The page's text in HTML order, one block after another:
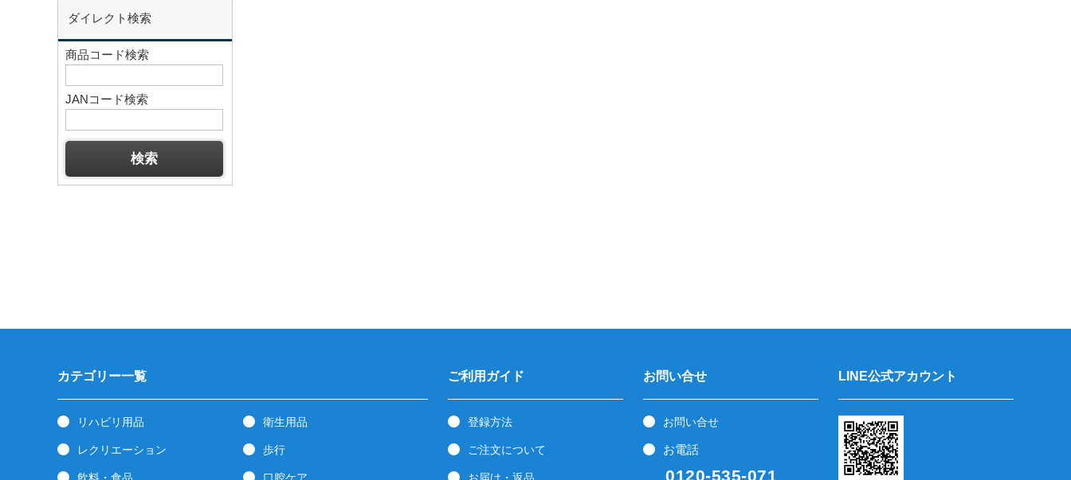
ダイレクト検索
商品コード検索
JANコード検索
カテゴリー一覧
リハビリ用品 衛生用品
レクリエーション 歩行
飲料・食品 口腔ケア
ご利用ガイド
登録方法
ご注文について
お届け・返品
お問い合せ
お問い合せ
お電話
0120-535-071
LINE公式アカウント